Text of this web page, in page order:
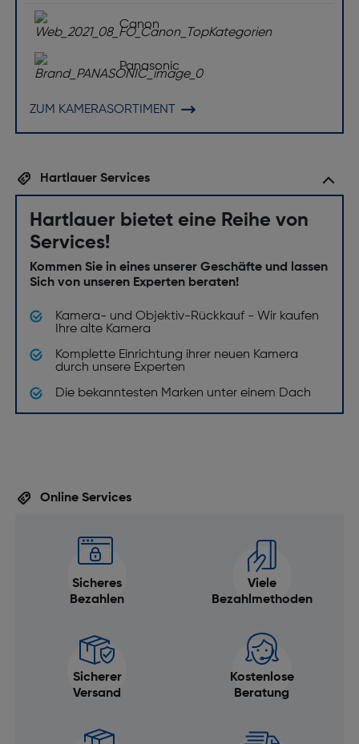
Canon
Panasonic
ZUM KAMERASORTIMENT
Hartlauer Services
Hartlauer bietet eine Reihe von
Services!
Kommen Sie in eines unserer Geschäfte und lassen
Sich von unseren Experten beraten!
Kamera- und Objektiv-Rückkauf - Wir kaufen
Ihre alte Kamera
Komplette Einrichtung ihrer neuen Kamera
durch unsere Experten
Die bekanntesten Marken unter einem Dach
Online Services
Sicheres
Bezahlen
Viele
Bezahlmethoden
Sicherer
Versand
Kostenlose
Beratung